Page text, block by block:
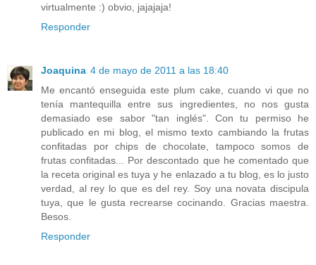
virtualmente :) obvio, jajajaja!
Responder
Joaquina 4 de mayo de 2011 a las 18:40
Me encantó enseguida este plum cake, cuando vi que no
tenía mantequilla entre sus ingredientes, no nos gusta
demasiado ese sabor "tan inglés". Con tu permiso he
publicado en mi blog, el mismo texto cambiando la frutas
confitadas por chips de chocolate, tampoco somos de
frutas confitadas... Por descontado que he comentado que
la receta original es tuya y he enlazado a tu blog, es lo justo
verdad, al rey lo que es del rey. Soy una novata discipula
tuya, que le gusta recrearse cocinando. Gracias maestra.
Besos.
Responder